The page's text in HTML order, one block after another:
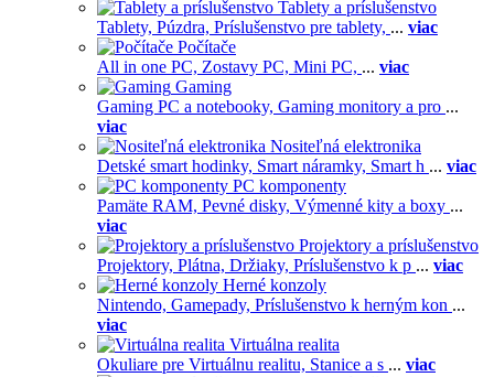
Tablety a príslušenstvo
Tablety, Púzdra, Príslušenstvo pre tablety, ... viac
Počítače
All in one PC, Zostavy PC, Mini PC, ... viac
Gaming
Gaming PC a notebooky, Gaming monitory a pro ...
viac
Nositeľná elektronika
Detské smart hodinky, Smart náramky, Smart h ... viac
PC komponenty
Pamäte RAM, Pevné disky, Výmenné kity a boxy ...
viac
Projektory a príslušenstvo
Projektory, Plátna, Držiaky, Príslušenstvo k p ... viac
Herné konzoly
Nintendo, Gamepady, Príslušenstvo k herným kon ...
viac
Virtuálna realita
Okuliare pre Virtuálnu realitu, Stanice a s ... viac